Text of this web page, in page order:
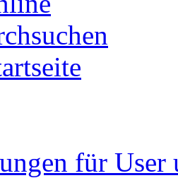
für User